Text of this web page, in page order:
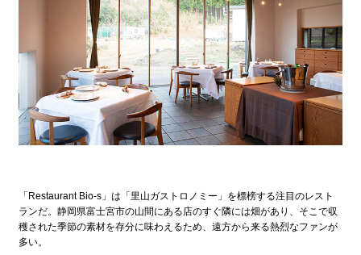
「Restaurant Bio-s」は「里山ガストロノミー」を標榜する注目のレスト
ランだ。静岡県富士宮市の山間にある店のすぐ隣には畑があり、そこで収
穫された季節の素材を存分に味わえるため、遠方から来る熱烈なファンが
多い。